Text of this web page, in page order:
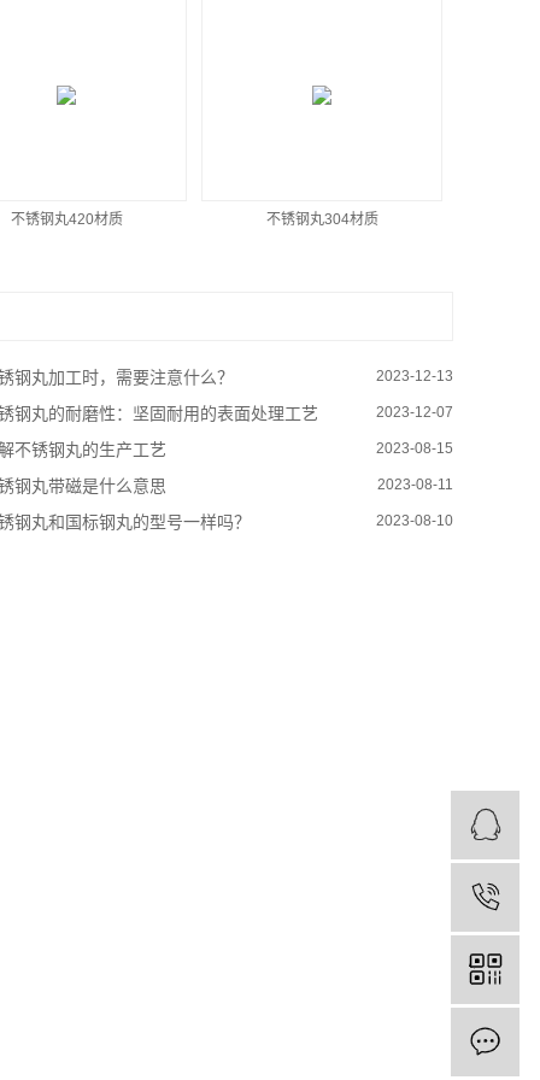
不锈钢丸420材质 不锈钢丸304材质
钢丸加工时，需要注意什么？ 2023-12-13
钢丸的耐磨性：坚固耐用的表面处理工艺 2023-12-07
不锈钢丸的生产工艺 2023-08-15
钢丸带磁是什么意思 2023-08-11
钢丸和国标钢丸的型号一样吗？ 2023-08-10